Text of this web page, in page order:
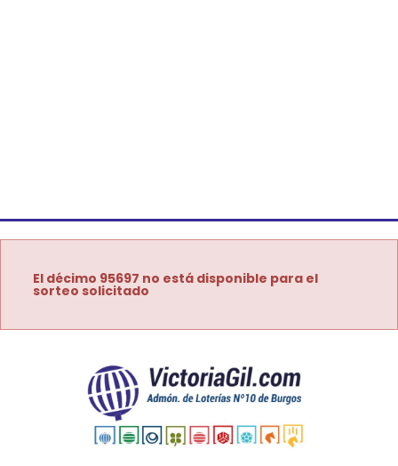
El décimo 95697 no está disponible para el
sorteo solicitado